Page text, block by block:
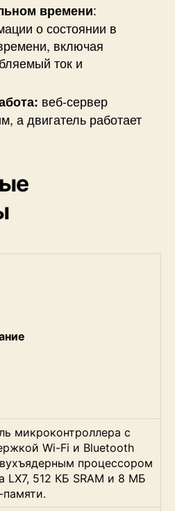
времени:
о состоянии в
включая
ток и
веб-сервер
а двигатель работает
микроконтроллера с
Wi-Fi и Bluetooth
процессором
LX7, 512 КБ SRAM и 8 МБ